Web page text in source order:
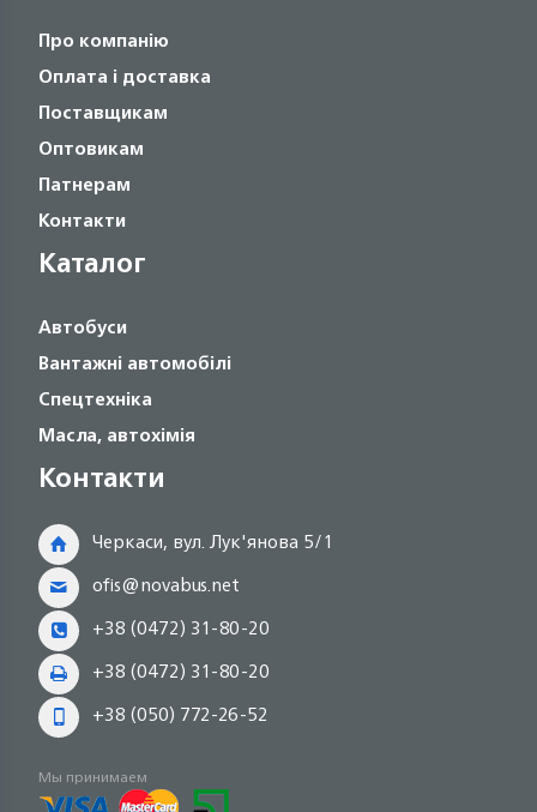
Про компанію
Оплата і доставка
Поставщикам
Оптовикам
Патнерам
Контакти
Каталог
Автобуси
Вантажні автомобілі
Спецтехніка
Масла, автохімія
Контакти
Черкаси, вул. Лук'янова 5/1
ofis@novabus.net
+38 (0472) 31-80-20
+38 (0472) 31-80-20
+38 (050) 772-26-52
Мы принимаем